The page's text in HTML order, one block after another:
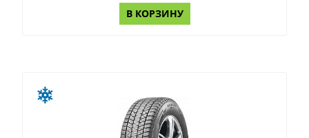
В КОРЗИНУ